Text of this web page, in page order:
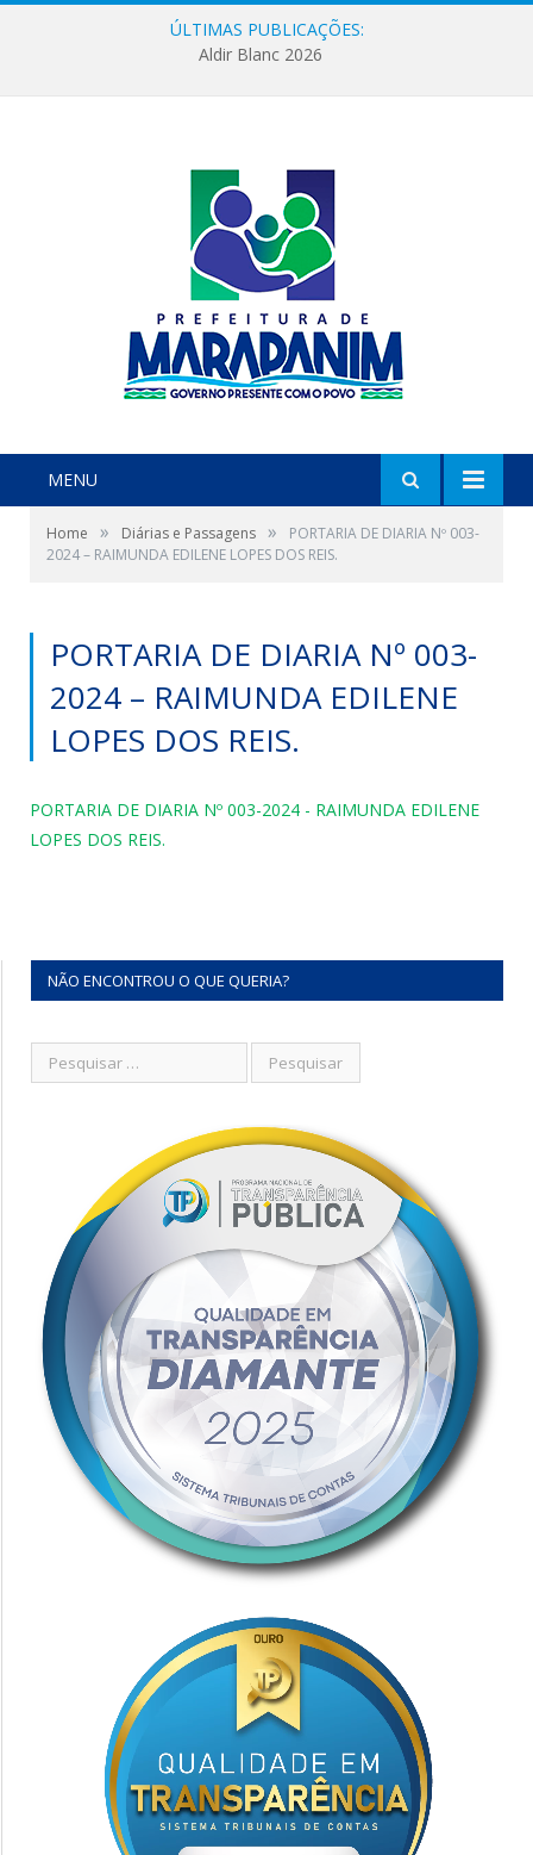
ÚLTIMAS PUBLICAÇÕES:
Aldir Blanc 2026
MENU
Home » Diárias e Passagens »
PORTARIA DE DIARIA Nº 003-
2024 – RAIMUNDA EDILENE LOPES DOS REIS.
PORTARIA DE DIARIA Nº 003-
2024 – RAIMUNDA EDILENE
LOPES DOS REIS.
PORTARIA DE DIARIA Nº 003-2024 - RAIMUNDA EDILENE
LOPES DOS REIS.
NÃO ENCONTROU O QUE QUERIA?